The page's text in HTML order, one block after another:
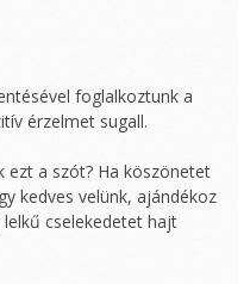
foglalkoztunk a
érzelmet sugall.
ezt a szót? Ha köszönetet
kedves velünk, ajándékoz
cselekedetet hajt